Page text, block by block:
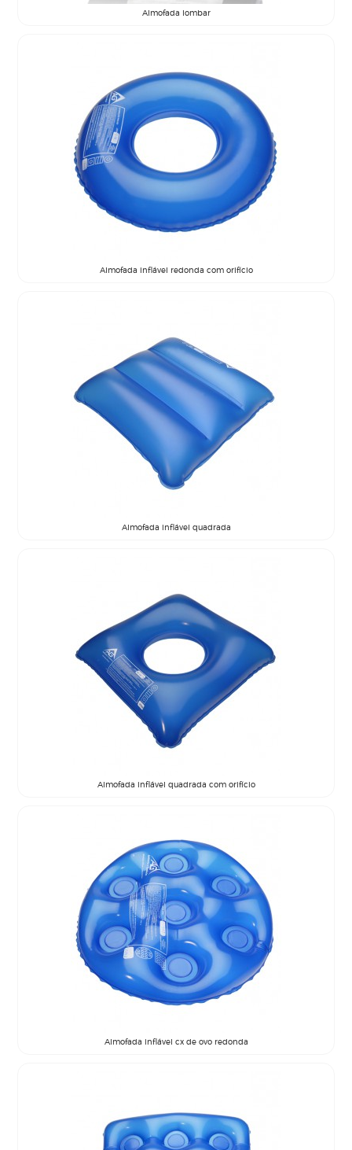
Almofada lombar
Almofada inflável redonda com orifício
Almofada inflável quadrada
Almofada inflável quadrada com orifício
Almofada inflável cx de ovo redonda